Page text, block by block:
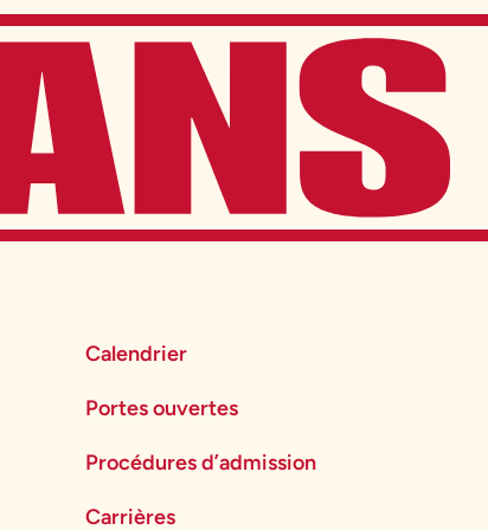
Calendrier
Portes ouvertes
Procédures d’admission
Carrières